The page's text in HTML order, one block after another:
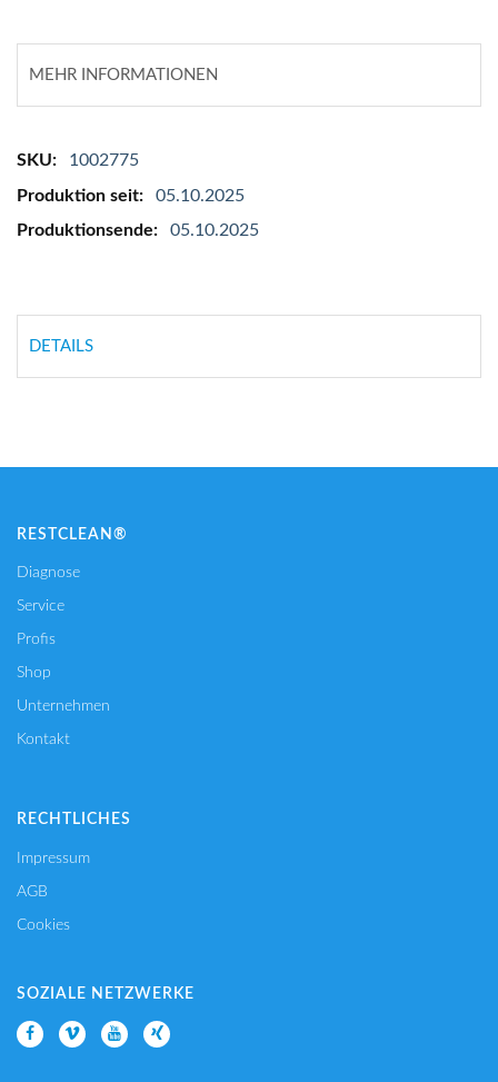
MEHR INFORMATIONEN
Mehr
Informationen
1002775
05.10.2025
05.10.2025
DETAILS
RESTCLEAN®
Diagnose
Service
Profis
Shop
Unternehmen
Kontakt
RECHTLICHES
Impressum
AGB
Cookies
SOZIALE NETZWERKE